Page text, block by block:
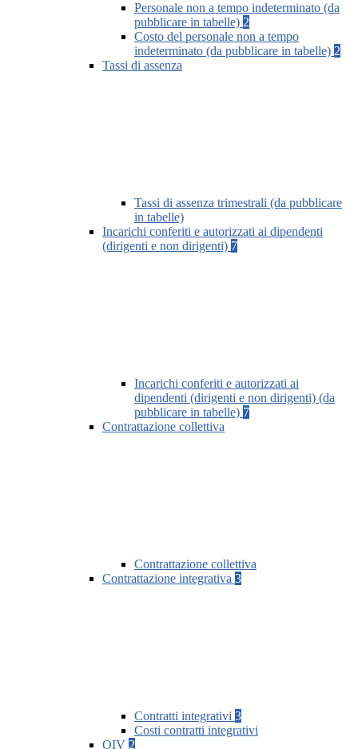
Personale non a tempo indeterminato (da
pubblicare in tabelle) 2
Costo del personale non a tempo
indeterminato (da pubblicare in tabelle) 2
Tassi di assenza
Tassi di assenza trimestrali (da pubblicare
in tabelle)
Incarichi conferiti e autorizzati ai dipendenti
(dirigenti e non dirigenti) 7
Incarichi conferiti e autorizzati ai
dipendenti (dirigenti e non dirigenti) (da
pubblicare in tabelle) 7
Contrattazione collettiva
Contrattazione collettiva
Contrattazione integrativa 3
Contratti integrativi 3
Costi contratti integrativi
OIV 2